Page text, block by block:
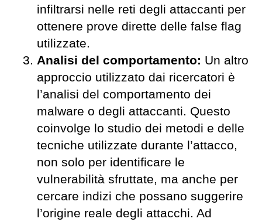
infiltrarsi nelle reti degli attaccanti per
ottenere prove dirette delle false flag
utilizzate.
Analisi del comportamento: Un altro
approccio utilizzato dai ricercatori è
l’analisi del comportamento dei
malware o degli attaccanti. Questo
coinvolge lo studio dei metodi e delle
tecniche utilizzate durante l’attacco,
non solo per identificare le
vulnerabilità sfruttate, ma anche per
cercare indizi che possano suggerire
l’origine reale degli attacchi. Ad